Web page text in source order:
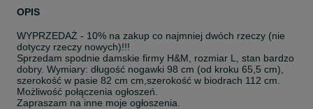
OPIS
WYPRZEDAŻ - 10% na zakup co najmniej dwóch rzeczy (nie
dotyczy rzeczy nowych)!!!
Sprzedam spodnie damskie firmy H&M, rozmiar L, stan bardzo
dobry. Wymiary: długość nogawki 98 cm (od kroku 65,5 cm),
szerokość w pasie 82 cm cm,szerokość w biodrach 112 cm.
Możliwość połączenia ogłoszeń.
Zapraszam na inne moje ogłoszenia.